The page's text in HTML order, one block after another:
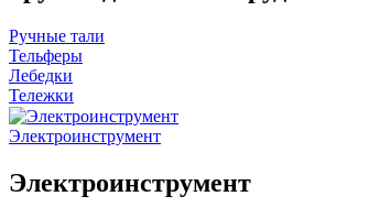
Ручные тали
Тельферы
Лебедки
Тележки
Электроинструмент
Электроинструмент